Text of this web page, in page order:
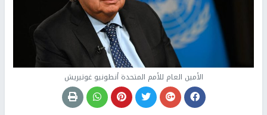
الأمين العام للأمم المتحدة أنطونيو غوتيريش